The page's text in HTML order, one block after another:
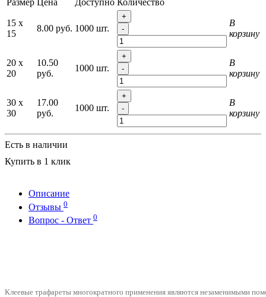
Размер Цена Доступно Количество
15 x
15
8.00 руб. 1000 шт.
+
-
В
корзину
20 x
20
10.50
руб.
1000 шт.
+
-
В
корзину
30 x
30
17.00
руб.
1000 шт.
+
-
В
корзину
Есть в наличии
Купить в 1 клик
Описание
Отзывы 0
Вопрос - Ответ 0
Клеевые трафареты многократного применения являются незаменимыми